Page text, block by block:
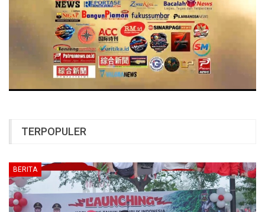
TERPOPULER
BERITA